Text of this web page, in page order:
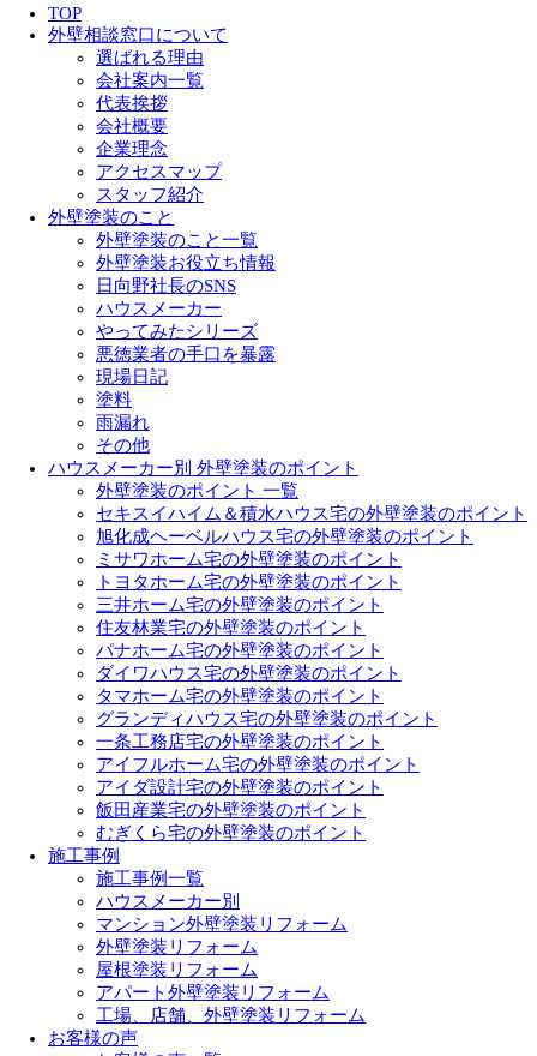
TOP
外壁相談窓口について
選ばれる理由
会社案内一覧
代表挨拶
会社概要
企業理念
アクセスマップ
スタッフ紹介
外壁塗装のこと
外壁塗装のこと一覧
外壁塗装お役立ち情報
日向野社長のSNS
ハウスメーカー
やってみたシリーズ
悪徳業者の手口を暴露
現場日記
塗料
雨漏れ
その他
ハウスメーカー別 外壁塗装のポイント
外壁塗装のポイント 一覧
セキスイハイム＆積水ハウス宅の外壁塗装のポイント
旭化成ヘーベルハウス宅の外壁塗装のポイント
ミサワホーム宅の外壁塗装のポイント
トヨタホーム宅の外壁塗装のポイント
三井ホーム宅の外壁塗装のポイント
住友林業宅の外壁塗装のポイント
パナホーム宅の外壁塗装のポイント
ダイワハウス宅の外壁塗装のポイント
タマホーム宅の外壁塗装のポイント
グランディハウス宅の外壁塗装のポイント
一条工務店宅の外壁塗装のポイント
アイフルホーム宅の外壁塗装のポイント
アイダ設計宅の外壁塗装のポイント
飯田産業宅の外壁塗装のポイント
むぎくら宅の外壁塗装のポイント
施工事例
施工事例一覧
ハウスメーカー別
マンション外壁塗装リフォーム
外壁塗装リフォーム
屋根塗装リフォーム
アパート外壁塗装リフォーム
工場、店舗、外壁塗装リフォーム
お客様の声